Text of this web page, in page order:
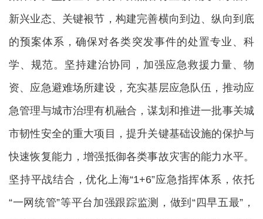
新兴业态、关键裉节，构建完善横向到边、纵向到底
的预案体系，确保对各类突发事件的处置专业、科
学、规范。坚持建治协同，加强应急救援力量、物
资、应急避难场所建设，充实基层应急队伍，推动应
急管理与城市治理有机融合，谋划和推进一批事关城
市韧性安全的重大项目，提升关键基础设施的保护与
快速恢复能力，增强抵御各类事故灾害的能力水平。
坚持平战结合，优化上海“1+6”应急指挥体系，依托
“一网统管”等平台加强跟踪监测，做到“四早五最”，